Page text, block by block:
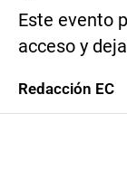
Este evento
acceso y
Redacción EC